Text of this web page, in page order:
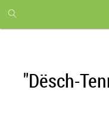
month
free
"Dësch-